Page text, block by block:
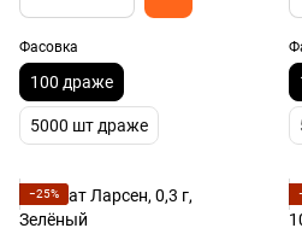
Фасовка
100 драже
5000 шт драже
−25%